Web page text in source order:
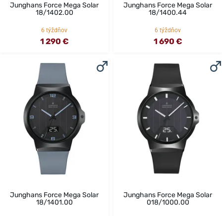
Junghans Force Mega Solar
18/1402.00
6 týždňov
1 290 €
Junghans Force Mega Solar
18/1400.44
6 týždňov
1 690 €
Junghans Force Mega Solar
18/1401.00
Junghans Force Mega Solar
018/1000.00